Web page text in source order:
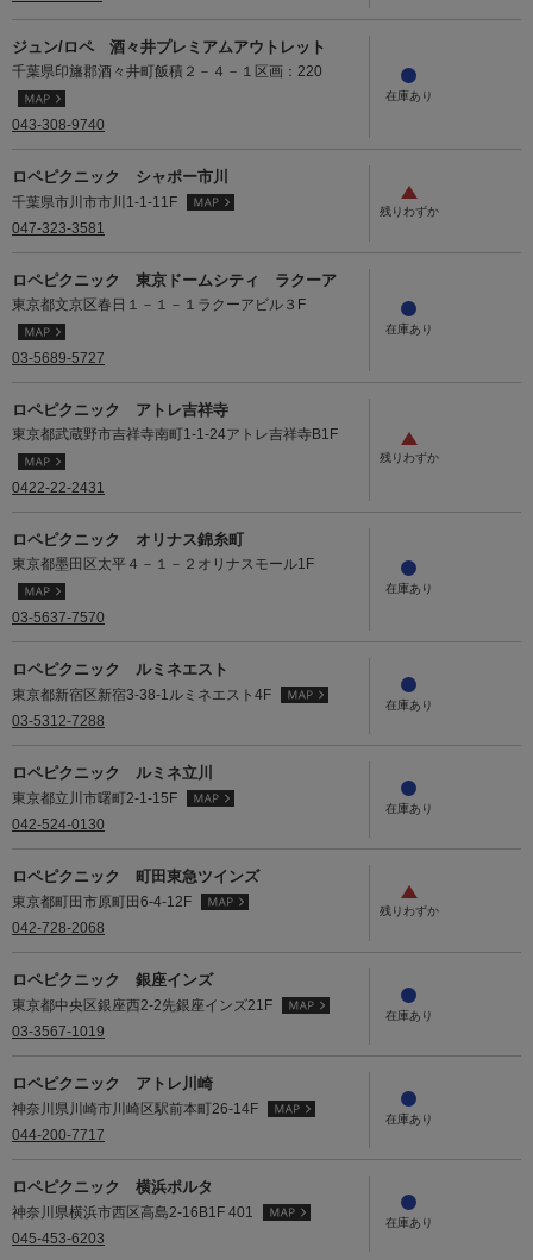
ジュン/ロペ 酒々井プレミアムアウトレット
千葉県印旛郡酒々井町飯積２－４－１区画：220
043-308-9740
ロペピクニック シャポー市川
千葉県市川市市川1-1-11F
047-323-3581
ロペピクニック 東京ドームシティ ラクーア
東京都文京区春日１－１－１ラクーアビル３F
03-5689-5727
ロペピクニック アトレ吉祥寺
東京都武蔵野市吉祥寺南町1-1-24アトレ吉祥寺B1F
0422-22-2431
ロペピクニック オリナス錦糸町
東京都墨田区太平４－１－２オリナスモール1F
03-5637-7570
ロペピクニック ルミネエスト
東京都新宿区新宿3-38-1ルミネエスト4F
03-5312-7288
ロペピクニック ルミネ立川
東京都立川市曙町2-1-15F
042-524-0130
ロペピクニック 町田東急ツインズ
東京都町田市原町田6-4-12F
042-728-2068
ロペピクニック 銀座インズ
東京都中央区銀座西2-2先銀座インズ21F
03-3567-1019
ロペピクニック アトレ川崎
神奈川県川崎市川崎区駅前本町26-14F
044-200-7717
ロペピクニック 横浜ポルタ
神奈川県横浜市西区高島2-16B1F 401
045-453-6203